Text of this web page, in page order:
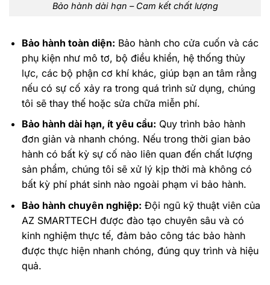
Bảo hành dài hạn – Cam kết chất lượng
Bảo hành toàn diện: Bảo hành cho cửa cuốn và các
phụ kiện như mô tơ, bộ điều khiển, hệ thống thủy
lực, các bộ phận cơ khí khác, giúp bạn an tâm rằng
nếu có sự cố xảy ra trong quá trình sử dụng, chúng
tôi sẽ thay thế hoặc sửa chữa miễn phí.
Bảo hành dài hạn, ít yêu cầu: Quy trình bảo hành
đơn giản và nhanh chóng. Nếu trong thời gian bảo
hành có bất kỳ sự cố nào liên quan đến chất lượng
sản phẩm, chúng tôi sẽ xử lý kịp thời mà không có
bất kỳ phí phát sinh nào ngoài phạm vi bảo hành.
Bảo hành chuyên nghiệp: Đội ngũ kỹ thuật viên của
AZ SMARTTECH được đào tạo chuyên sâu và có
kinh nghiệm thực tế, đảm bảo công tác bảo hành
được thực hiện nhanh chóng, đúng quy trình và hiệu
quả.